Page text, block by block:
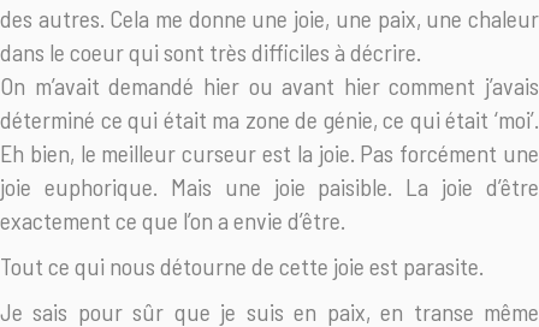
des autres. Cela me donne une joie, une paix, une chaleur
dans le coeur qui sont très difficiles à décrire.
On m’avait demandé hier ou avant hier comment j’avais
déterminé ce qui était ma zone de génie, ce qui était ‘moi’.
Eh bien, le meilleur curseur est la joie. Pas forcément une
joie euphorique. Mais une joie paisible. La joie d’être
exactement ce que l’on a envie d’être.
Tout ce qui nous détourne de cette joie est parasite.
Je sais pour sûr que je suis en paix, en transe même